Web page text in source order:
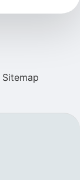
Sitemap